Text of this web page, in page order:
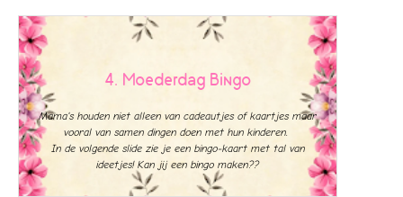
4. Moederdag Bingo
Mama's houden niet alleen van cadeautjes of kaartjes maar
vooral van samen dingen doen met hun kinderen.
In de volgende slide zie je een bingo-kaart met tal van
ideetjes! Kan jij een bingo maken??